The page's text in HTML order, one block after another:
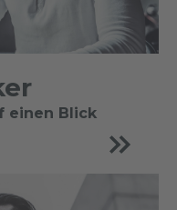
einen Blick